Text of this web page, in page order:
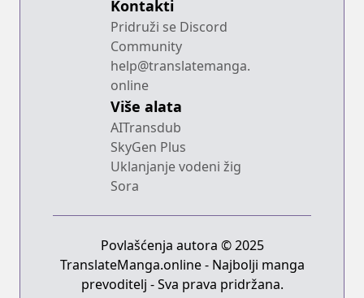
Kontakti
Pridruži se Discord
Community
help@translatemanga.
online
Više alata
AITransdub
SkyGen Plus
Uklanjanje vodeni žig
Sora
Povlašćenja autora © 2025
TranslateManga.online - Najbolji manga
prevoditelj - Sva prava pridržana.